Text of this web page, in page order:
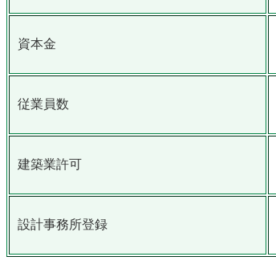
資本金
従業員数
建築業許可
設計事務所登録